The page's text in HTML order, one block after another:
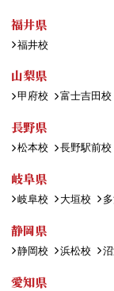
福井県
福井校
山梨県
甲府校 富士吉田校
長野県
松本校 長野駅前校
岐阜県
岐阜校 大垣校
静岡県
静岡校 浜松校
愛知県